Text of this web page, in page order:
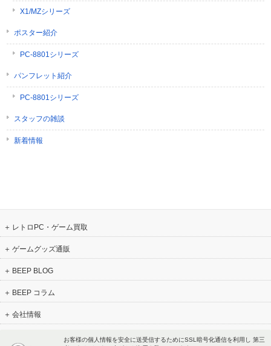
X1/MZシリーズ
ポスター紹介
PC-8801シリーズ
パンフレット紹介
PC-8801シリーズ
スタッフの雑談
新着情報
レトロPC・ゲーム買取
ゲームグッズ通販
BEEP BLOG
BEEP コラム
会社情報
お客様の個人情報を安全に送受信するためにSSL暗号化通信を利用し 第三